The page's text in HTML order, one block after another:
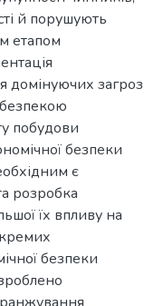
й порушують
етапом
домінуючих загроз
побудови
безпеки
є
розробка
їх впливу на
безпеки